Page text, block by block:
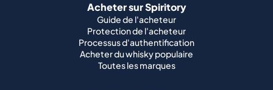
Acheter sur Spiritory
Guide de l'acheteur
Protection de l'acheteur
Processus d'authentification
Acheter du whisky populaire
Toutes les marques